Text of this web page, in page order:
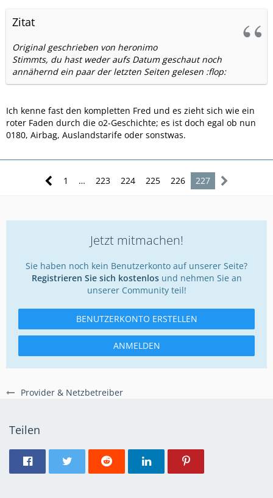
Provider & Netzbetreiber
Zitat
Original geschrieben von heronimo
Stimmts, du hast weder aufs Datum geschaut noch
annähernd ein paar der letzten Seiten gelesen :flop:
Ich kenne fast den kompletten Fred und es zieht sich wie ein
roter Faden durch die o2-Geschichte; es ist doch egal ob nun
0180, Airbag, Auslandstarife oder sonstwas.
1 … 223 224 225 226 227
Jetzt mitmachen!
Sie haben noch kein Benutzerkonto auf unserer Seite?
Registrieren Sie sich kostenlosund nehmen Sie an
unserer Community teil!
BENUTZERKONTO ERSTELLEN
ANMELDEN
Teilen